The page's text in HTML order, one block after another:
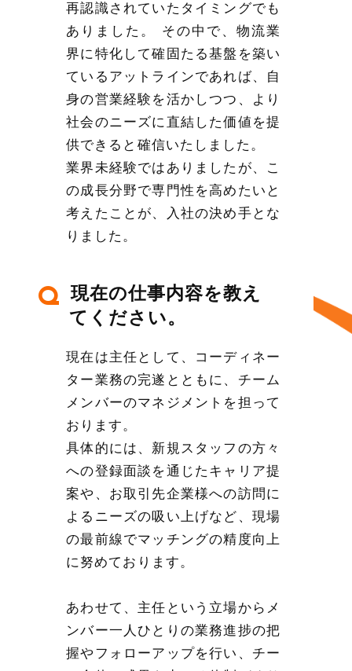
再認識されていたタイミングでも
ありました。 その中で、物流業
界に特化して確固たる基盤を築い
ているアットラインであれば、自
身の営業経験を活かしつつ、より
社会のニーズに直結した価値を提
供できると確信いたしました。
業界未経験ではありましたが、こ
の成長分野で専門性を高めたいと
考えたことが、入社の決め手とな
りました。
Q 現在の仕事内容を教え
てください。
現在は主任として、コーディネー
ター業務の完遂とともに、チーム
メンバーのマネジメントを担って
おります。
具体的には、新規スタッフの方々
への登録面談を通じたキャリア提
案や、お取引先企業様への訪問に
よるニーズの吸い上げなど、現場
の最前線でマッチングの精度向上
に努めております。
あわせて、主任という立場からメ
ンバー一人ひとりの業務進捗の把
握やフォローアップを行い、チー